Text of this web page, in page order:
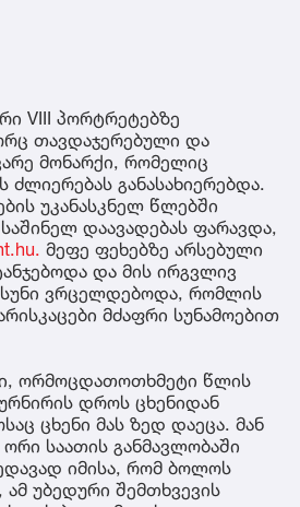
VIII პორტრეტებზე
თავდაჯერებული და
მონარქი, რომელიც
ძლიერებას განასახიერებდა.
უკანასკნელ წლებში
დაავადებას ფარავდა,
მეფე ფეხებზე არსებული
და მის ირგვლივ
ვრცელდებოდა, რომლის
მძაფრი სუნამოებით
ორმოცდათოთხმეტი წლის
დროს ცხენიდან
ცხენი მას ზედ დაეცა. მან
საათის განმავლობაში
იმისა, რომ ბოლოს
ამ უბედური შემთხვევის